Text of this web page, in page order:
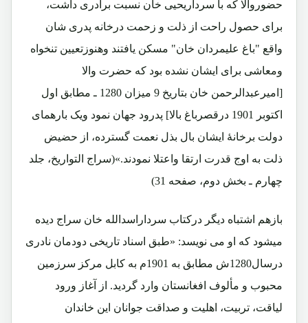
حضوروالا که با سرداریحیی خان نسبت برادری داشت،
برای حصول راحت از ذلت و زحمت درخانه پدری شان
واقع "باغ علیمردان خان" مسکن یافتند وهنوزتعیین تنخواه
ومعاشی برای ایشان نشده بود که حضرت والا
[امیرعبدالرحمن خان بتاریخ 9 میزان 1280 ـ مطابق اول
اکتوبر 1901 درقصرباغ بالا] پدرود جهان نمود ویک بارهمای
دولت برخانۀ ایشان بال بذل نعمت گسترده، از حضیض
ذلت به اوج قدرت ارتقا واعتلا نمودند.»(سراج التواریخ، جلد
چهارم ـ بخش دوم، صفحه 31)
بازهم اشتباه دیگر درکتاب سرداراسدالله خان سراج دیده
میشود که او می نویسد: «طبق اسناد تاریخی دودمان نادری
درسال1280ش مطابق به 1901م به کابل مرکز سرزمین
محبوب و مألوف افغانستان وارد گردید. از آغاز ورود
لیاقت، تربیت، اهلیت و صداقت جوانان این خاندان